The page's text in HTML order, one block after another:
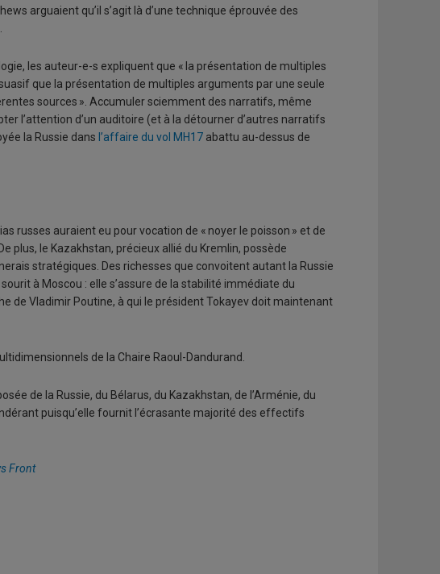
arguaient qu’il s’agit là d’une technique éprouvée des
les auteur-e-s expliquent que « la présentation de multiples
que la présentation de multiples arguments par une seule
sources ». Accumuler sciemment des narratifs, même
l’attention d’un auditoire (et à la détourner d’autres narratifs
la Russie dans l’affaire du vol MH17 abattu au-dessus de
russes auraient eu pour vocation de « noyer le poisson » et de
plus, le Kazakhstan, précieux allié du Kremlin, possède
stratégiques. Des richesses que convoitent autant la Russie
sourit à Moscou : elle s’assure de la stabilité immédiate du
de Vladimir Poutine, à qui le président Tokayev doit maintenant
de la Chaire Raoul-Dandurand.
de la Russie, du Bélarus, du Kazakhstan, de l’Arménie, du
puisqu’elle fournit l’écrasante majorité des effectifs
Front